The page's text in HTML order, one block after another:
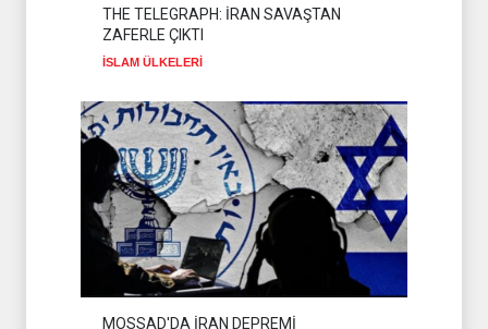
THE TELEGRAPH: İRAN SAVAŞTAN
ZAFERLE ÇIKTI
İSLAM ÜLKELERİ
MOSSAD'DA İRAN DEPREMİ